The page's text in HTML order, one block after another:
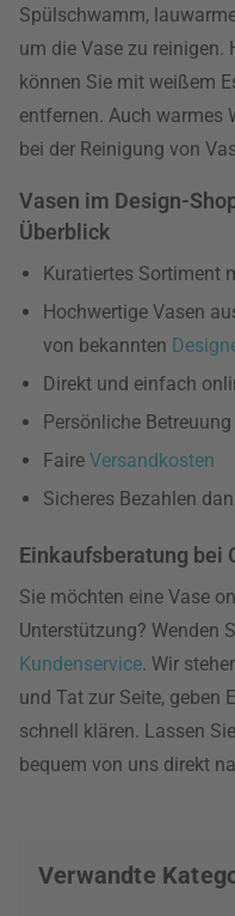
Spülschwamm,
um die Vase zu reinigen.
können Sie mit weißem
entfernen. Auch warmes
bei der Reinigung von
Vasen im Design-
Überblick
Kuratiertes Sortiment
Hochwertige Vasen
von bekannten
Direkt und einfach
Persönliche
Faire Versandkosten
Sicheres Bezahlen
Einkaufsberatung bei
Sie möchten eine Vase
Unterstützung? Wenden
Kundenservice. Wir
und Tat zur Seite, geben
schnell klären. Lassen
bequem von uns direkt
Verwandte